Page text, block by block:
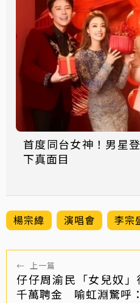
首度同台女神！男星
下真面目
楊宗緯 演唱會 李宗
← 上一篇
仔仔周渝民「女兒奴
千萬聘金 喻虹淵驚呼